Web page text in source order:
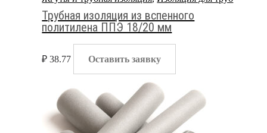
Трубная изоляция из вспенного
политилена ППЭ 18/20 мм
₽ 38.77 Оставить заявку